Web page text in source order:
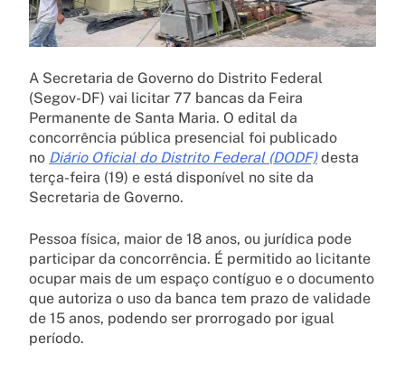
A Secretaria de Governo do Distrito Federal
(Segov-DF) vai licitar 77 bancas da Feira
Permanente de Santa Maria. O edital da
concorrência pública presencial foi publicado
no Diário Oficial do Distrito Federal (DODF)desta
terça-feira (19) e está disponível no site da
Secretaria de Governo.
Pessoa física, maior de 18 anos, ou jurídica pode
participar da concorrência. É permitido ao licitante
ocupar mais de um espaço contíguo e o documento
que autoriza o uso da banca tem prazo de validade
de 15 anos, podendo ser prorrogado por igual
período.